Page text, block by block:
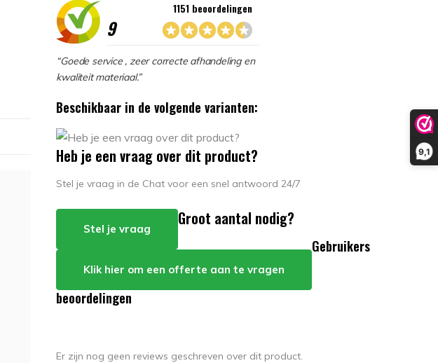
9,1
9
1151 beoordelingen
“Goede service , zeer correcte afhandeling en
kwaliteit materiaal.”
Beschikbaar in de volgende varianten:
Heb je een vraag over dit product?
Stel je vraag in de Chat voor een snel antwoord 24/7
Stel je vraag
Groot aantal nodig?
Klik hier om een offerte aan te vragen
Gebruikers
beoordelingen
Er zijn nog geen reviews geschreven over dit product.